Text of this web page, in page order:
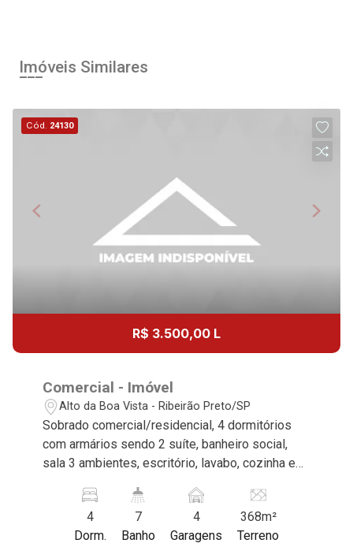
Imóveis Similares
Cód. 24130
R$ 3.500,00 L
Comercial - Imóvel
Alto da Boa Vista - Ribeirão Preto/SP
Sobrado comercial/residencial, 4 dormitórios
com armários sendo 2 suíte, banheiro social,
sala 3 ambientes, escritório, lavabo, cozinha e
empregada, churrasqueira, vestiário, jardim,
cerca elétrica, 4 vagas cobertas, excelente
localização, próximo à Avenida João Fiúsa.
4
Dorm.
7
Banho
4
Garagens
368m²
Terreno